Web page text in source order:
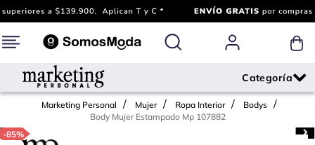
Marketing Personal Mujer Ropa Interior
Bodys
Body Mujer Estampado Mp 107882
-85%